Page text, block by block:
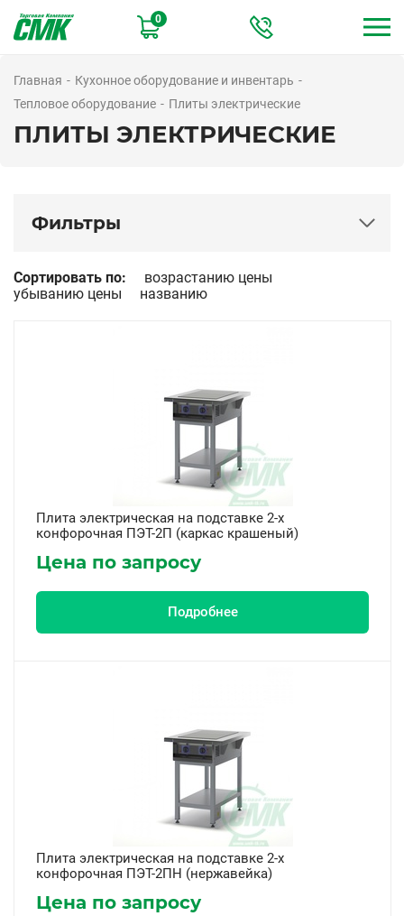
основному
0
Главная
Кухонное оборудование и инвентарь
Тепловое оборудование
Плиты электрические
ПЛИТЫ ЭЛЕКТРИЧЕСКИЕ
Сортировать по:
возрастанию цены
убыванию цены
названию
Плита электрическая на подставке 2-х
конфорочная ПЭТ-2П (каркас крашеный)
Цена по запросу
Подробнее
Плита электрическая на подставке 2-х
конфорочная ПЭТ-2ПН (нержавейка)
Цена по запросу
Фильтры
4
6
Есть